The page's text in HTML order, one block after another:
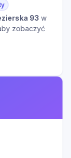
93 w
zobaczyć